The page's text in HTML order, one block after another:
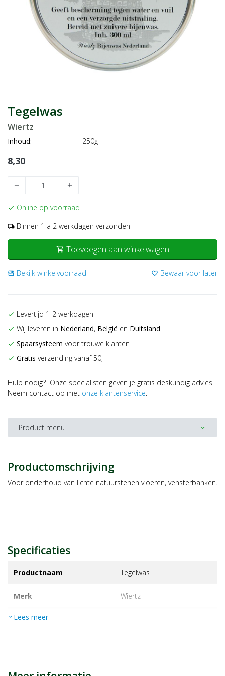
Tegelwas
Wiertz
Inhoud: 250g
8,30
remove add
check Online op voorraad
local_shipping Binnen 1 a 2 werkdagen verzonden
shopping_cart Toevoegen aan winkelwagen
storefront Bekijk winkelvoorraad favorite_border Bewaar voor later
check Levertijd 1-2 werkdagen
check Wij leveren in Nederland, België en Duitsland
check Spaarsysteem voor trouwe klanten
check Gratis verzending vanaf 50,-
Hulp nodig? Onze specialisten geven je gratis deskundig advies.
Neem contact op met onze klantenservice.
Product menu expand_more
Productomschrijving
Voor onderhoud van lichte natuurstenen vloeren, vensterbanken.
Specificaties
Productnaam Tegelwas
Merk wiertz
EAN
expand_more Lees meer